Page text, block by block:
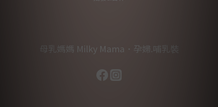
母乳媽媽 Milky Mama．孕婦.哺乳裝